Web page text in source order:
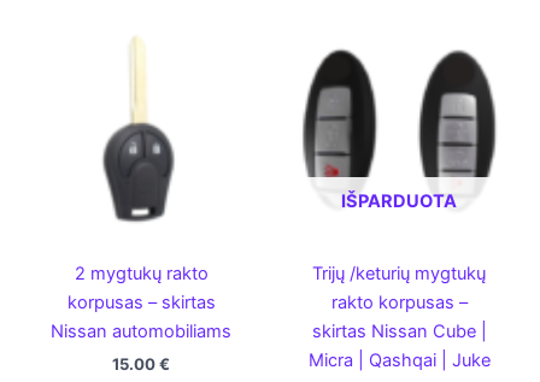
2 mygtukų rakto
korpusas – skirtas
Nissan automobiliams
15.00€
IŠPARDUOTA
Trijų /keturių mygtukų
rakto korpusas –
skirtas Nissan Cube |
Micra | Qashqai | Juke